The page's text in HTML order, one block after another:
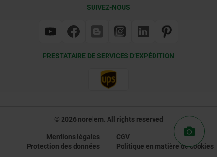
SUIVEZ-NOUS
PRESTATAIRE DE SERVICES D’EXPÉDITION
© 2026 norelem. All rights reserved
Mentions légales
CGV
Protection des données
Politique en matière de cookies